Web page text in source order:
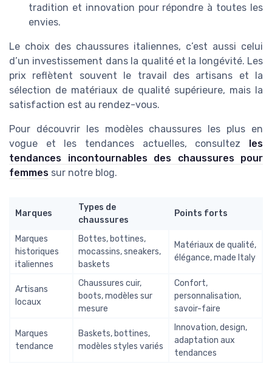
tradition et innovation pour répondre à toutes les
envies.
Le choix des chaussures italiennes, c’est aussi celui
d’un investissement dans la qualité et la longévité. Les
prix reflètent souvent le travail des artisans et la
sélection de matériaux de qualité supérieure, mais la
satisfaction est au rendez-vous.
Pour découvrir les modèles chaussures les plus en
vogue et les tendances actuelles, consultez
les
tendances incontournables des chaussures pour
femmes sur notre blog.
Marques
Types de
chaussures
Points forts
Marques
historiques
italiennes
Bottes, bottines,
mocassins, sneakers,
baskets
Matériaux de qualité,
élégance, made Italy
Artisans
locaux
Chaussures cuir,
boots, modèles sur
mesure
Confort,
personnalisation,
savoir-faire
Marques
tendance
Baskets, bottines,
modèles styles variés
Innovation, design,
adaptation aux
tendances